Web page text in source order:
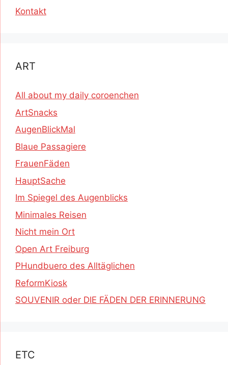
Kontakt
ART
All about my daily coroenchen
ArtSnacks
AugenBlickMal
Blaue Passagiere
FrauenFäden
HauptSache
Im Spiegel des Augenblicks
Minimales Reisen
Nicht mein Ort
Open Art Freiburg
PHundbuero des Alltäglichen
ReformKiosk
SOUVENIR oder DIE FÄDEN DER ERINNERUNG
ETC